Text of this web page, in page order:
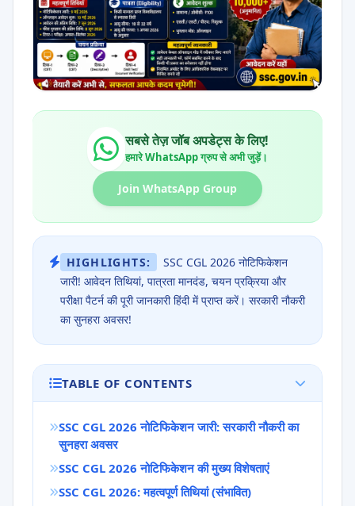
सबसे तेज़ जॉब अपडेट्स के लिए!
हमारे WhatsApp ग्रुप से अभी जुड़ें।
Join WhatsApp Group
HIGHLIGHTS:
SSC CGL 2026 नोटिफिकेशन
जारी! आवेदन तिथियां, पात्रता मानदंड, चयन प्रक्रिया और
परीक्षा पैटर्न की पूरी जानकारी हिंदी में प्राप्त करें। सरकारी नौकरी
का सुनहरा अवसर!
TABLE OF CONTENTS
SSC CGL 2026 नोटिफिकेशन जारी: सरकारी नौकरी का
सुनहरा अवसर
SSC CGL 2026 नोटिफिकेशन की मुख्य विशेषताएं
SSC CGL 2026: महत्वपूर्ण तिथियां (संभावित)